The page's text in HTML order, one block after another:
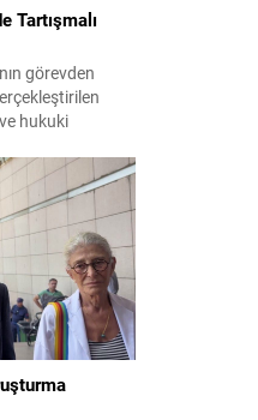
Tartışmalı
görevden
hukuki
ilgili
geçersiz
sürecinde
arasındaki